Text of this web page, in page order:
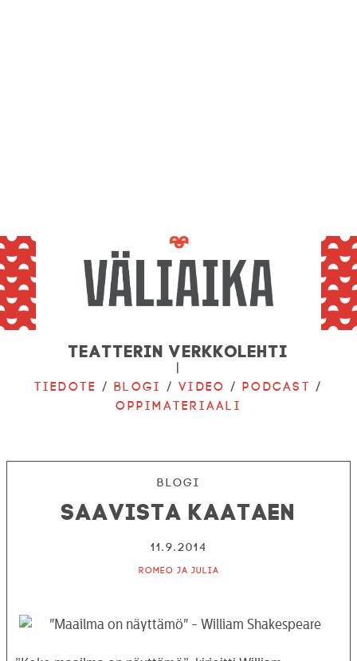
Teatterin verkkolehti
|
Tiedote /Blogi /Video /Podcast /
Oppimateriaali
Blogi
Saavista kaataen
11.9.2014
Romeo ja Julia